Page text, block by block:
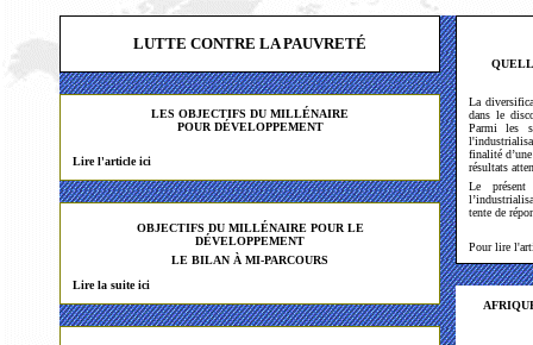
LUTTE CONTRE LA PAUVRETÉ
LES OBJECTIFS DU MILLÉNAIRE
POUR DÉVELOPPEMENT
Lire l'article ici
OBJECTIFS DU MILLÉNAIRE POUR LE
DÉVELOPPEMENT
LE BILAN À MI-PARCOURS
Lire la suite ici
La
dans le
Parmi les
finalité
résultats
Le
tente de
Pour lire